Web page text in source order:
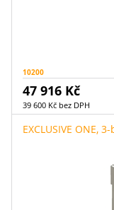
10200
47 916 Kč
39 600 Kč bez DPH
EXCLUSIVE ONE,